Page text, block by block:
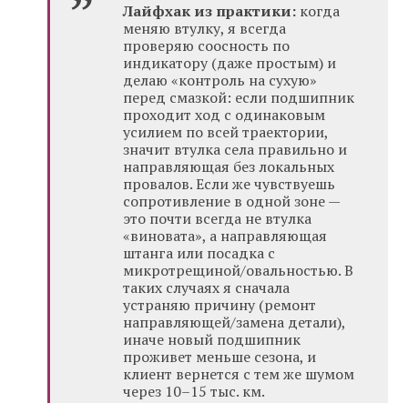
Лайфхак из практики: когда
меняю втулку, я всегда
проверяю соосность по
индикатору (даже простым) и
делаю «контроль на сухую»
перед смазкой: если подшипник
проходит ход с одинаковым
усилием по всей траектории,
значит втулка села правильно и
направляющая без локальных
провалов. Если же чувствуешь
сопротивление в одной зоне —
это почти всегда не втулка
«виновата», а направляющая
штанга или посадка с
микротрещиной/овальностью. В
таких случаях я сначала
устраняю причину (ремонт
направляющей/замена детали),
иначе новый подшипник
проживет меньше сезона, и
клиент вернется с тем же шумом
через 10–15 тыс. км.